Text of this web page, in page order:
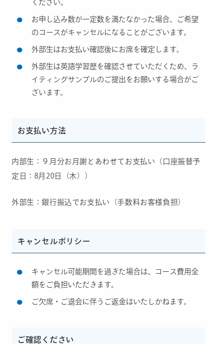
ください。
お申し込み数が一定数を満たなかった場合、ご希望
のコースがキャンセルになることがございます。
外部生はお支払い確認後にお席を確定します。
外部生は英語学習歴を確認させていただくため、ラ
イティングサンプルのご提出をお願いする場合がご
ざいます。
お支払い方法
内部生：９月分お月謝とあわせてお支払い（口座振替予
定日：8月20日（木））
外部生：銀行振込でお支払い（手数料お客様負担）
キャンセルポリシー
キャンセル可能期間を過ぎた場合は、コース費用全
額をご負担いただきます。
ご欠席・ご退会に伴うご返金はいたしかねます。
ご確認ください